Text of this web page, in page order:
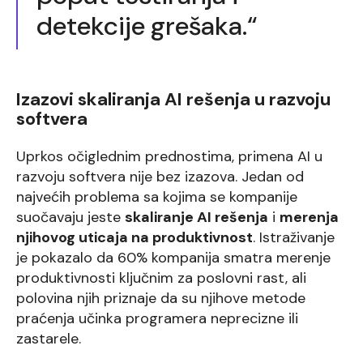
detekcije grešaka.“
Izazovi skaliranja AI rešenja u razvoju
softvera
Uprkos očiglednim prednostima, primena AI u
razvoju softvera nije bez izazova. Jedan od
najvećih problema sa kojima se kompanije
suočavaju jeste skaliranje AI rešenja i merenja
njihovog uticaja na produktivnost. Istraživanje
je pokazalo da 60% kompanija smatra merenje
produktivnosti ključnim za poslovni rast, ali
polovina njih priznaje da su njihove metode
praćenja učinka programera neprecizne ili
zastarele.